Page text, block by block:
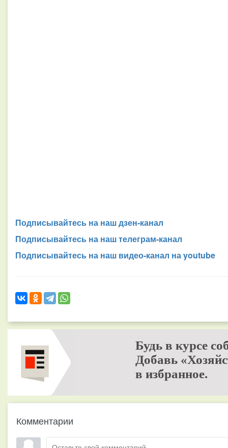
Подписывайтесь на наш дзен-канал
Подписывайтесь на наш телеграм-канал
Подписывайтесь на наш видео-канал на youtube
Будь в курсе
Добавь
в избранное.
Комментарии